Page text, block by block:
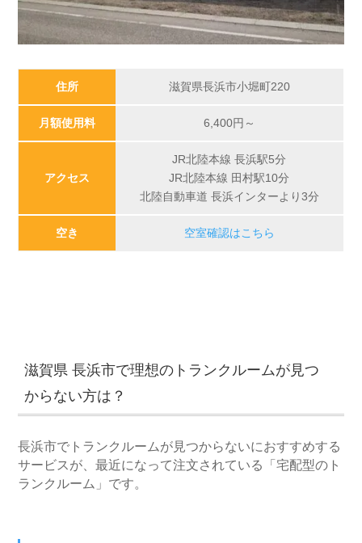
住所 滋賀県長浜市小堀町220
月額使用料 6,400円～
アクセス
JR北陸本線 長浜駅5分
JR北陸本線 田村駅10分
北陸自動車道 長浜インターより3分
空き 空室確認はこちら
滋賀県 長浜市で理想のトランクルームが見つ
からない方は？
長浜市でトランクルームが見つからないにおすすめする
サービスが、最近になって注文されている「宅配型のト
ランクルーム」です。